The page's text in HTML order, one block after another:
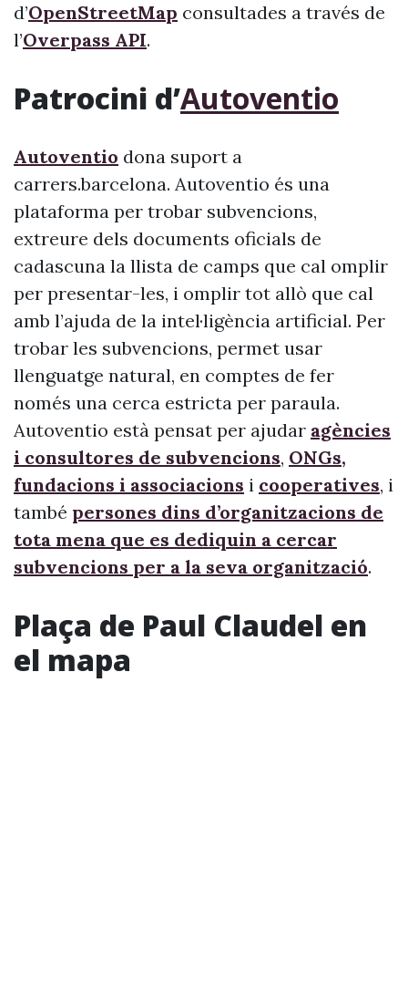
d’OpenStreetMap consultades a través de
l’Overpass API.
Patrocini d’Autoventio
Autoventio dona suport a
carrers.barcelona. Autoventio és una
plataforma per trobar subvencions,
extreure dels documents oficials de
cadascuna la llista de camps que cal omplir
per presentar-les, i omplir tot allò que cal
amb l’ajuda de la intel·ligència artificial. Per
trobar les subvencions, permet usar
llenguatge natural, en comptes de fer
només una cerca estricta per paraula.
Autoventio està pensat per ajudar agències
i consultores de subvencions, ONGs,
fundacions i associacions i cooperatives, i
també persones dins d’organitzacions de
tota mena que es dediquin a cercar
subvencions per a la seva organització.
Plaça de Paul Claudel en
el mapa